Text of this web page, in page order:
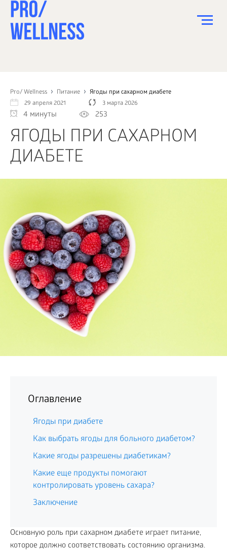
Pro/ Wellness Питание
Ягоды при сахарном диабете
29 апреля 2021
3 марта 2026
4 минуты 253
ЯГОДЫ ПРИ САХАРНОМ
ДИАБЕТЕ
Оглавление
Ягоды при диабете
Как выбрать ягоды для больного диабетом?
Какие ягоды разрешены диабетикам?
Какие еще продукты помогают
контролировать уровень сахара?
Заключение
Основную роль при сахарном диабете играет питание,
которое должно соответствовать состоянию организма.
СПОРТ
ЗДОРОВЬЕ
КРАСОТА
ПСИХОЛОГИЯ
БИЗНЕС